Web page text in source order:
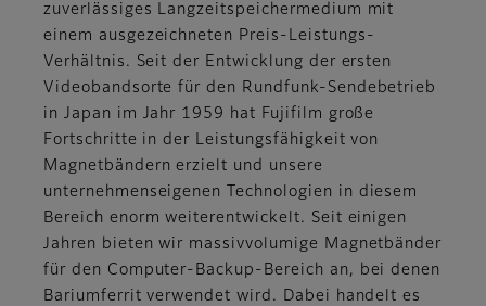
zuverlässiges Langzeitspeichermedium mit
einem ausgezeichneten Preis-Leistungs-
Verhältnis. Seit der Entwicklung der ersten
Videobandsorte für den Rundfunk-Sendebetrieb
in Japan im Jahr 1959 hat Fujifilm große
Fortschritte in der Leistungsfähigkeit von
Magnetbändern erzielt und unsere
unternehmenseigenen Technologien in diesem
Bereich enorm weiterentwickelt. Seit einigen
Jahren bieten wir massivvolumige Magnetbänder
für den Computer-Backup-Bereich an, bei denen
Bariumferrit verwendet wird. Dabei handelt es